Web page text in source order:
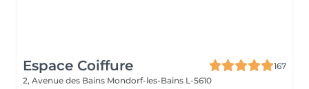
Espace Coiffure
167
2, Avenue des Bains Mondorf-les-Bains L-5610